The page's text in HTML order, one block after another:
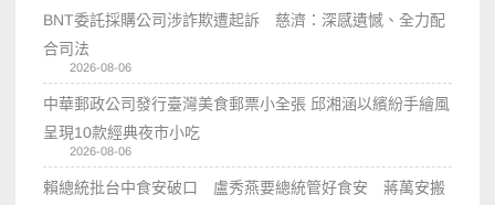
BNT委託採購公司涉詐欺遭起訴 慈濟：深感遺憾、全力配
合司法
2026-08-06
中華郵政公司發行臺灣美食郵票小全張 邱湘涵以繽紛手繪風
呈現10款經典夜市小吃
2026-08-06
賴總統批台中食安破口 盧秀燕要總統管好食安 蔣萬安搬